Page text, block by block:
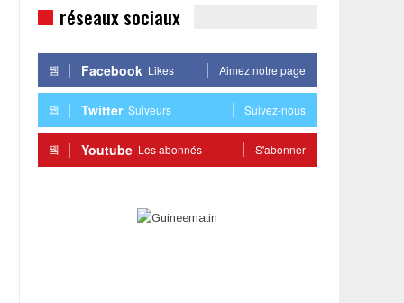
réseaux sociaux
Facebook Likes Aimez notre page
Twitter Suiveurs Suivez-nous
Youtube Les abonnés S'abonner